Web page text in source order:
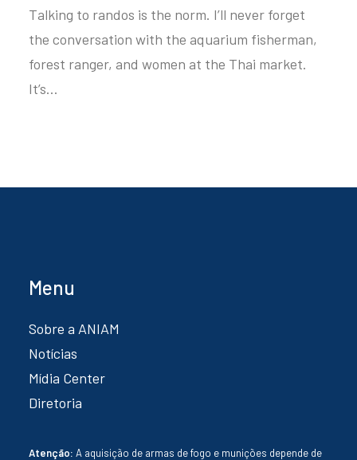
Talking to randos is the norm. I’ll never forget
the conversation with the aquarium fisherman,
forest ranger, and women at the Thai market.
It’s…
Menu
Sobre a ANIAM
Notícias
Mídia Center
Diretoria
Atenção: A aquisição de armas de fogo e munições depende de